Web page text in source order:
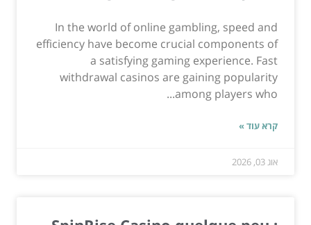
In the world of online gambling, speed and
efficiency have become crucial components of
a satisfying gaming experience. Fast
withdrawal casinos are gaining popularity
among players who...
קרא עוד »
אוג 03, 2026